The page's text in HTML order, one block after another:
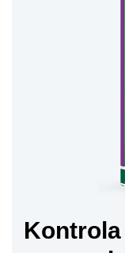
Kontrola